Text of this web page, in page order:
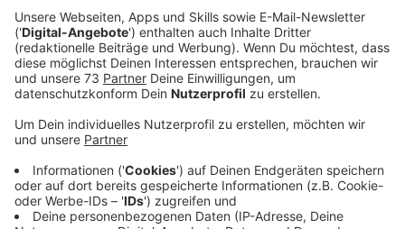
Anzeige
Wolfgang Skotnik ist Altentherapeut im
würde gerne für das Seniorenzentrum zwei
der Altenpflege, bei Menschen mit einer Behinderung
und in der Rhea eingesetzt werden. Diese
Spezialfahrräder ermöglichen Menschen mit einer